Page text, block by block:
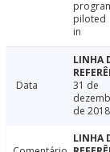
piloted
in
Data
31 de
de 2018